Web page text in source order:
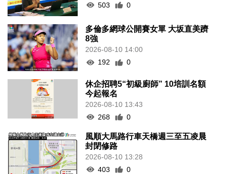
503
0
多倫多網球公開賽女單 大坂直美躋
8強
2026-08-10 14:00
192
0
休企招聘5“初級廚師” 10培訓名額
今起報名
2026-08-10 13:43
268
0
風順大馬路行車天橋週三至五凌晨
封閉修路
2026-08-10 13:28
403
0